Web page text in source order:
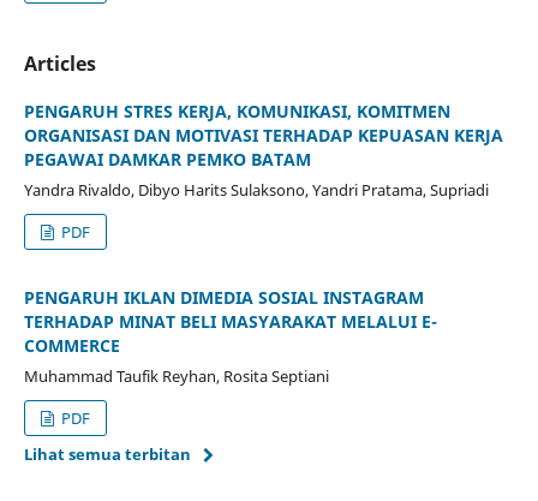
Articles
PENGARUH STRES KERJA, KOMUNIKASI, KOMITMEN
ORGANISASI DAN MOTIVASI TERHADAP KEPUASAN KERJA
PEGAWAI DAMKAR PEMKO BATAM
Yandra Rivaldo, Dibyo Harits Sulaksono, Yandri Pratama, Supriadi
PDF
PENGARUH IKLAN DIMEDIA SOSIAL INSTAGRAM
TERHADAP MINAT BELI MASYARAKAT MELALUI E-
COMMERCE
Muhammad Taufik Reyhan, Rosita Septiani
PDF
Lihat semua terbitan